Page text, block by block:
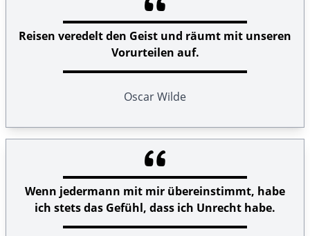
Reisen veredelt den Geist und räumt mit unseren
Vorurteilen auf.
Oscar Wilde
Wenn jedermann mit mir übereinstimmt, habe
ich stets das Gefühl, dass ich Unrecht habe.